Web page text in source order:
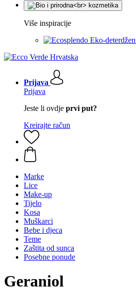
Više inspiracije
Eko-
Prijava
Prijava
Jeste li ovdje prvi put?
Kreirajte račun
Marke
Lice
Make-up
Tijelo
Kosa
Muškarci
Bebe i djeca
Teme
Zaštita od sunca
Posebne ponude
Geraniol